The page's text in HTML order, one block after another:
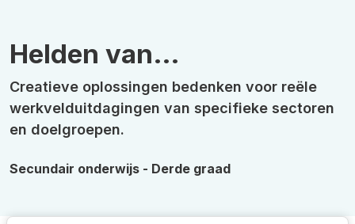
Helden van…
Creatieve oplossingen bedenken voor reële
werkvelduitdagingen van specifieke sectoren
en doelgroepen.
Secundair onderwijs - Derde graad